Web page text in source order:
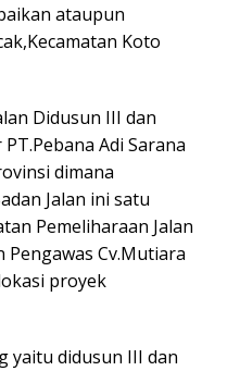
ataupun
Koto
Didusun III dan
Adi Sarana
dimana
Jalan ini satu
Pemeliharaan Jalan
Cv.Mutiara
proyek
yaitu didusun III dan